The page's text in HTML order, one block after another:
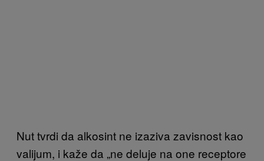
Nut tvrdi da alkosint ne izaziva zavisnost kao
valijum, i kaže da „ne deluje na one receptore